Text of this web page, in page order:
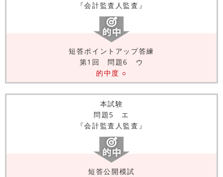
『会計監査人監査』
短答ポイントアップ答練
第1回 問題6 ウ
的中度 ○
本試験
問題5 エ
『会計監査人監査』
短答公開模試